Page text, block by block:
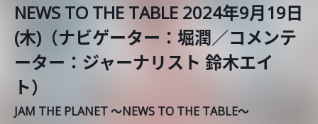
NEWS TO THE TABLE 2024年9月19日
(木)（ナビゲーター：堀潤／コメンテ
ーター：ジャーナリスト 鈴木エイ
ト）
JAM THE PLANET ～NEWS TO THE TABLE～